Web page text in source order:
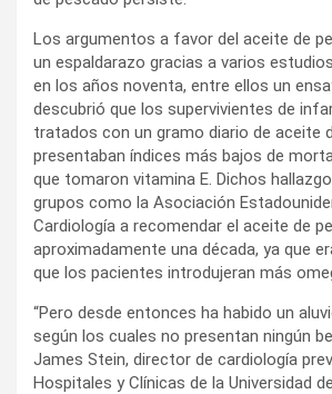
Los argumentos a favor del aceite de
un espaldarazo gracias a varios
en los años noventa, entre ellos un
descubrió que los supervivientes de
tratados con un gramo diario de aceite
presentaban índices más bajos de
que tomaron vitamina E. Dichos
grupos como la Asociación
Cardiología a recomendar el aceite de
aproximadamente una década, ya que
que los pacientes introdujeran más
“Pero desde entonces ha habido un
según los cuales no presentan ningún
James Stein, director de cardiología
Hospitales y Clínicas de la Universidad